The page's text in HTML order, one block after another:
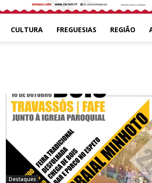
CULTURA FREGUESIAS REGIÃO
Destaques